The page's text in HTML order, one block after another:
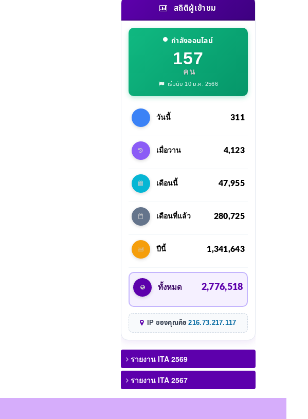
สถิติผู้เข้าชม
กำลังออนไลน์
157
คน
เริ่มนับ 10 ม.ค. 2566
วันนี้ 311
เมื่อวาน 4,123
เดือนนี้ 47,955
เดือนที่แล้ว 280,725
ปีนี้ 1,341,643
ทั้งหมด 2,776,518
IP ของคุณคือ216.73.217.117
รายงาน ITA 2569
รายงาน ITA 2567